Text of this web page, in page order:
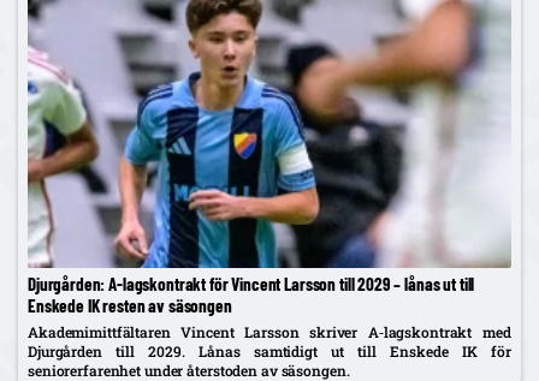
Djurgården: A‑lagskontrakt för Vincent Larsson till 2029 – lånas ut till
Enskede IK resten av säsongen
Akademimittfältaren Vincent Larsson skriver A‑lagskontrakt med
Djurgården till 2029. Lånas samtidigt ut till Enskede IK för
seniorerfarenhet under återstoden av säsongen.